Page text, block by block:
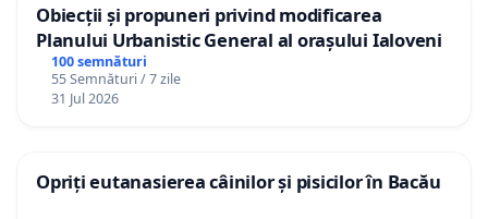
Obiecții și propuneri privind modificarea
Planului Urbanistic General al orașului Ialoveni
100 semnături
55 Semnături / 7 zile
31 Jul 2026
Opriți eutanasierea câinilor și pisicilor în Bacău